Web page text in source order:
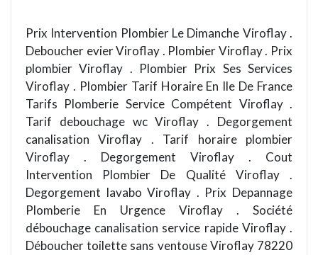
Prix Intervention Plombier Le Dimanche Viroflay .
Deboucher evier Viroflay . Plombier Viroflay . Prix
plombier Viroflay . Plombier Prix Ses Services
Viroflay . Plombier Tarif Horaire En Ile De France
Tarifs Plomberie Service Compétent Viroflay .
Tarif debouchage wc Viroflay . Degorgement
canalisation Viroflay . Tarif horaire plombier
Viroflay . Degorgement Viroflay . Cout
Intervention Plombier De Qualité Viroflay .
Degorgement lavabo Viroflay . Prix Depannage
Plomberie En Urgence Viroflay . Société
débouchage canalisation service rapide Viroflay .
Déboucher toilette sans ventouse Viroflay 78220